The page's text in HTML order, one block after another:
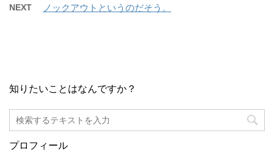
NEXT ノックアウトというのだそう。
知りたいことはなんですか？
プロフィール